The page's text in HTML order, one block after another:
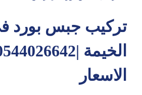
تركيب جبس بورد
الاسعار